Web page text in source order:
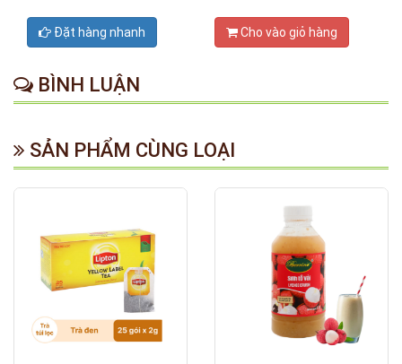
Đặt hàng nhanh Cho vào giỏ hàng
BÌNH LUẬN
SẢN PHẨM CÙNG LOẠI